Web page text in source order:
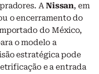
A Nissan, em
o encerramento do
do México,
o modelo a
estratégica pode
e a entrada